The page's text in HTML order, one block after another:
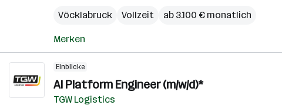
Vöcklabruck
Vollzeit ab 3.100 € monatlich
Merken
Einblicke
AI Platform Engineer (m/w/d)*
TGW Logistics